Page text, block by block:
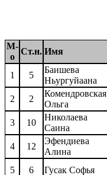
М-
о
Ст.н. Имя
1 5
Баишева
Ньургуйаана
2 2
Комендровская
Ольга
3 10
Николаева
Саина
4 12
Эфендиева
Алина
5 6 Гусак Софья